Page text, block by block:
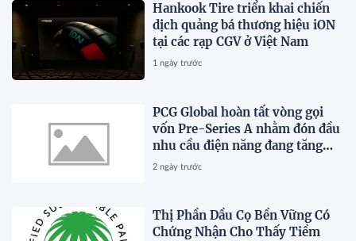
Hankook Tire triển khai chiến
dịch quảng bá thương hiệu iON
tại các rạp CGV ở Việt Nam
1 ngày trước
PCG Global hoàn tất vòng gọi
vốn Pre-Series A nhằm đón đầu
nhu cầu điện năng đang tăng
trưởng nhanh chóng tại Đông
2 ngày trước
Thị Phần Dầu Cọ Bền Vững Có
Chứng Nhận Cho Thấy Tiềm